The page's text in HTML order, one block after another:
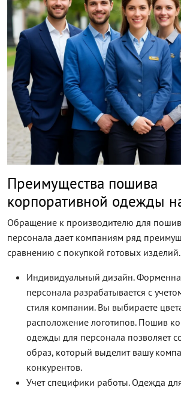
Преимущества пошива
корпоративной одежды
Обращение к производителю для
персонала дает компаниям ряд
сравнению с покупкой готовых изделий.
Индивидуальный дизайн.
персонала разрабатывается с
стиля компании. Вы выбираете
расположение логотипов. Пошив
одежды для персонала позволяет
образ, который выделит вашу
конкурентов.
Учет специфики работы. Одежда